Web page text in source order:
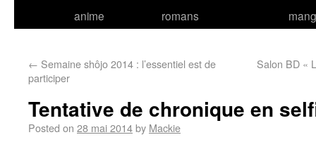
anime
romans
← Semaine shôjo 2014 : l’essentiel est de
participer
Salon BD «
Tentative de chronique en
Posted on 28 mai 2014by Mackie